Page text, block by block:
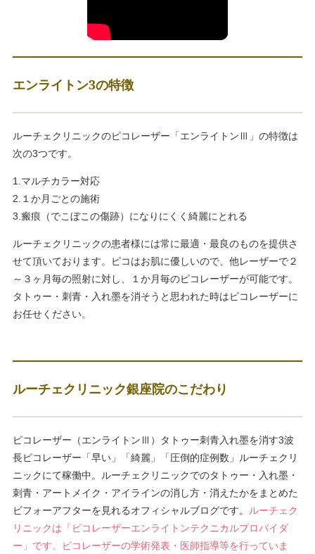
エンライトン3の特徴
ルーチェクリニックのピコレーザー「エンライトンⅢ」の特徴は
次の3つです。
1.マルチカラー対応
2.１か月ごとの施術
3.瘢痕（でこぼこの傷跡）になりにくく綺麗にとれる
ルーチェクリニックの患者様には常に最適・最良のものを提供さ
せて頂いております。ピコはお肌に優しいので、他レーザーで２
～３ヶ月毎の照射に対し、１か月毎のピコレーザーが可能です。
タトゥー・刺青・入れ墨を消そうと思われた時はピコレーザーに
お任せください。
ルーチェクリニック銀座院のこだわり
ピコレーザー（エンライトンⅢ）タトゥー刺青入れ墨を消す3波
長ピコレーザー「早い」「綺麗」「圧倒的症例数」ルーチェクリ
ニックにて稼働中。ルーチェクリニックでのタトゥー・入れ墨・
刺青・アートメイク・アイラインの消し方・消えたかをまとめた
ビフォーアフターを見れるオフィシャルブログです。
ルーチェク
リニックは「ピコレーザーエンライトンテクニカルプロバイダ
ー」です。ピコレーザーの学術発表・医師指導等を行っていま